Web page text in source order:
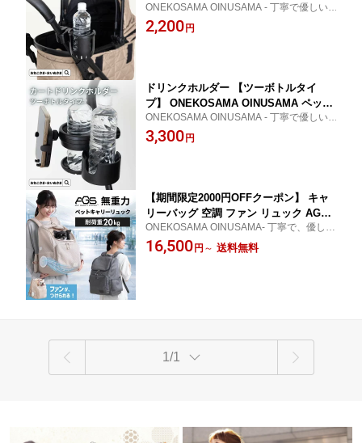
カート お着替えカート ベビーカー ドリ
ンクホルダー ベビーカーグッズ 便利 飲
ONEKOSAMA OINUSAMA - 丁寧で優しい
ものづくり 哺乳瓶 自転車 赤ちゃん 出産準
備
2,200円
ドリンクホルダー 【ツーボトルタイ
プ】 ONEKOSAMA OINUSAMA ペット
カート お着替えカート ベビーカー ペッ
トボトル 2個 スマホ スマホホルダー ベ
ONEKOSAMA OINUSAMA - 丁寧で優しい
ものづくり シンプル 出産準備 赤ちゃん
3,300円
【期間限定2000円OFFクーポン】 キャ
リーバッグ 空調 ファン リュック AGS
無重力 メッシュ ONEKOSAMA OINUS
AMA バックパック リュックキャリー キ
ONEKOSAMA OINUSAMA- 丁寧で、優しい
もの作り -大容量 サコッシュ 冷感 夏 クール
涼しい 通気性 メッシュ 扇風機 災害対策 防
16,500円 ～ 送料無料
1/1